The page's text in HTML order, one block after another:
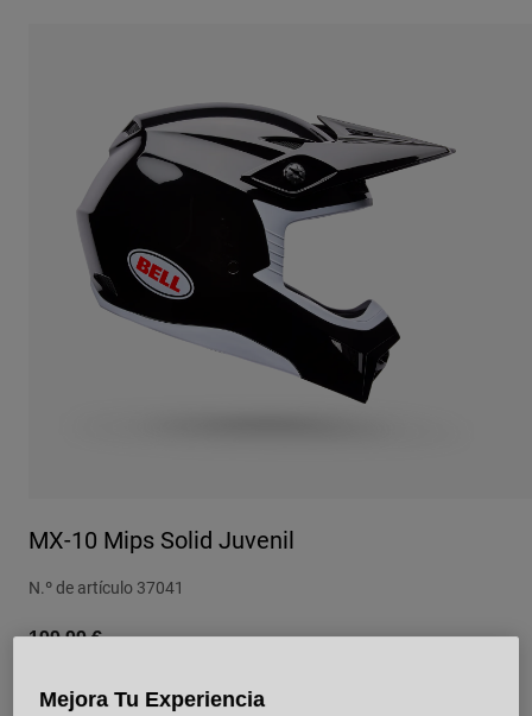
Abiertos / Jet
Motocross
Retro
Carretera y Gravel
BMX
Recambios
MX-10 Mips Solid Juvenil
N.º de artículo 37041
199,99 €
Mejora Tu Experiencia